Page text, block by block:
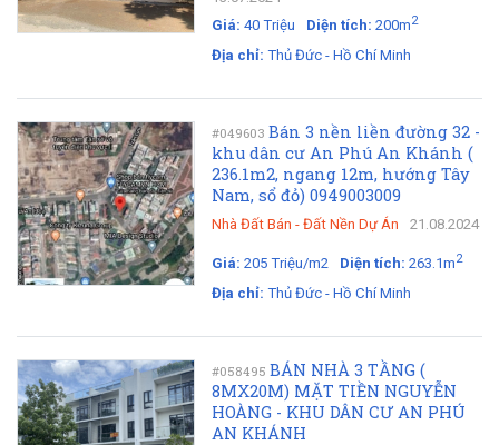
Giá: 40 Triệu Diện tích: 200m2
Địa chỉ: Thủ Đức - Hồ Chí Minh
#049603 Bán 3 nền liền đường 32 -
khu dân cư An Phú An Khánh (
236.1m2, ngang 12m, hướng Tây
Nam, sổ đỏ) 0949003009
Nhà Đất Bán - Đất Nền Dự Án 21.08.2024
Giá: 205 Triệu/m2 Diện tích: 263.1m2
Địa chỉ: Thủ Đức - Hồ Chí Minh
#058495 BÁN NHÀ 3 TẦNG (
8MX20M) MẶT TIỀN NGUYỄN
HOÀNG - KHU DÂN CƯ AN PHÚ
AN KHÁNH